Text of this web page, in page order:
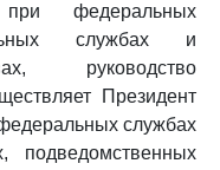
федеральных
службах и
руководство
Президент
службах
подведомственных